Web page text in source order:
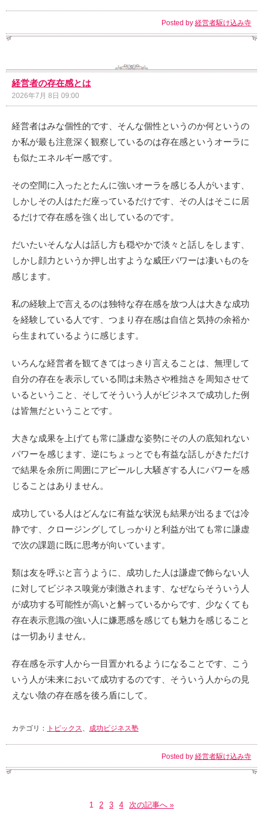
Posted by 経営者駆け込み寺
経営者の存在感とは
2026年7月 8日 09:00
経営者はみな個性的です、そんな個性というのか何というの
か私が最も注意深く観察しているのは存在感というオーラに
も似たエネルギー感です。
その空間に入ったとたんに強いオーラを感じる人がいます、
しかしその人はただ座っているだけです、その人はそこに居
るだけで存在感を強く出しているのです。
だいたいそんな人は話し方も穏やかで淡々と話しをします、
しかし顔力というか押し出すような威圧パワーは凄いものを
感じます。
私の経験上で言えるのは独特な存在感を放つ人は大きな成功
を経験している人です、つまり存在感は自信と気持の余裕か
ら生まれているように感じます。
いろんな経営者を観てきてはっきり言えることは、無理して
自分の存在を表示している間は未熟さや稚拙さを周知させて
いるということ、そしてそういう人がビジネスで成功した例
は皆無だということです。
大きな成果を上げても常に謙虚な姿勢にその人の底知れない
パワーを感じます、逆にちょっとでも有益な話しがきただけ
で結果を余所に周囲にアピールし大騒ぎする人にパワーを感
じることはありません。
成功している人はどんなに有益な状況も結果が出るまでは冷
静です、クロージングしてしっかりと利益が出ても常に謙虚
で次の課題に既に思考が向いています。
類は友を呼ぶと言うように、成功した人は謙虚で飾らない人
に対してビジネス嗅覚が刺激されます、なぜならそういう人
が成功する可能性が高いと解っているからです、少なくても
存在表示意識の強い人に嫌悪感を感じても魅力を感じること
は一切ありません。
存在感を示す人から一目置かれるようになることです、こう
いう人が未来において成功するのです、そういう人からの見
えない陰の存在感を後ろ盾にして。
カテゴリ： トピックス、 成功ビジネス塾
Posted by 経営者駆け込み寺
1 2 3 4 次の記事へ »